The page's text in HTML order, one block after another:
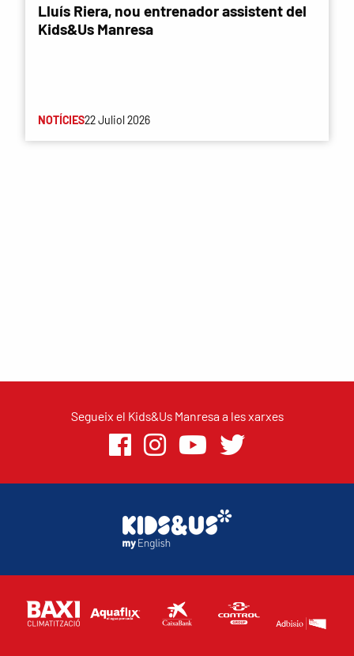
Lluís Riera, nou entrenador assistent del
Kids&Us Manresa
NOTÍCIES22 Juliol 2026
Segueix el Kids&Us Manresa a les xarxes